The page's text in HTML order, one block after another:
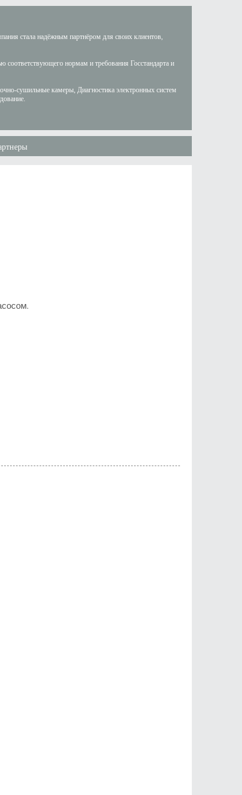
стала надёжным партнёром для своих клиентов,
соответствующего нормам и требования Госстандарта и
сушильные камеры, Диагностика электронных систем